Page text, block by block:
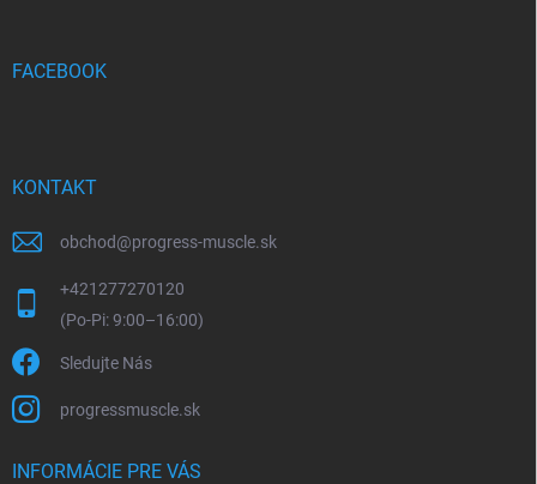
FACEBOOK
KONTAKT
obchod@progress-muscle.sk
+421277270120
Sledujte Nás
progressmuscle.sk
INFORMÁCIE PRE VÁS